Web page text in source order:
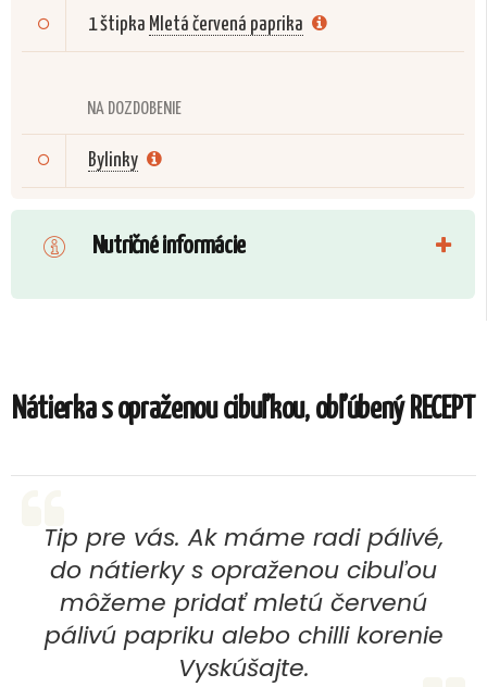
1 štipka Mletá červená paprika
NA DOZDOBENIE
Bylinky
Nutričné informácie
Nátierka s opraženou cibuľkou, obľúbený RECEPT
Tip pre vás. Ak máme radi pálivé,
do nátierky s opraženou cibuľou
môžeme pridať mletú červenú
pálivú papriku alebo chilli korenie
Vyskúšajte.